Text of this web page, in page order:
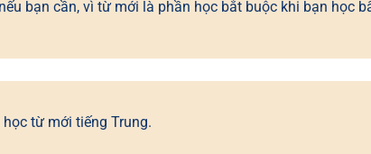
bạn cần, vì từ mới là phần học bắt buộc khi bạn học
từ mới tiếng Trung.